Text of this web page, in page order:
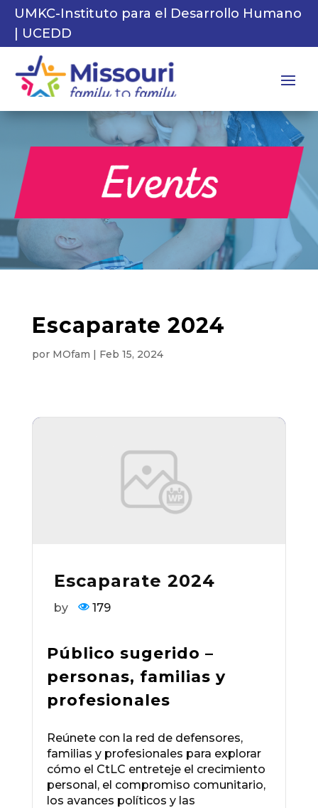
UMKC-Instituto para el Desarrollo Humano
| UCEDD
Escaparate 2024
por MOfam | Feb 15, 2024
Escaparate 2024
by 179
Público sugerido –
personas, familias y
profesionales
Reúnete con la red de defensores,
familias y profesionales para explorar
cómo el CtLC entreteje el crecimiento
personal, el compromiso comunitario,
los avances políticos y las